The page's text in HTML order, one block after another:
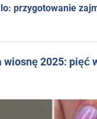
przygotowanie
2025: pięć